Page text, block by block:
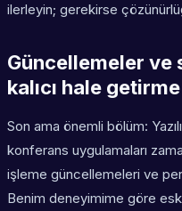
ilerleyin; gerekirse
Güncellemeler ve
kalıcı hale getirme
Son ama önemli bölüm:
konferans uygulamaları
işleme güncellemeleri ve
Benim deneyimime göre